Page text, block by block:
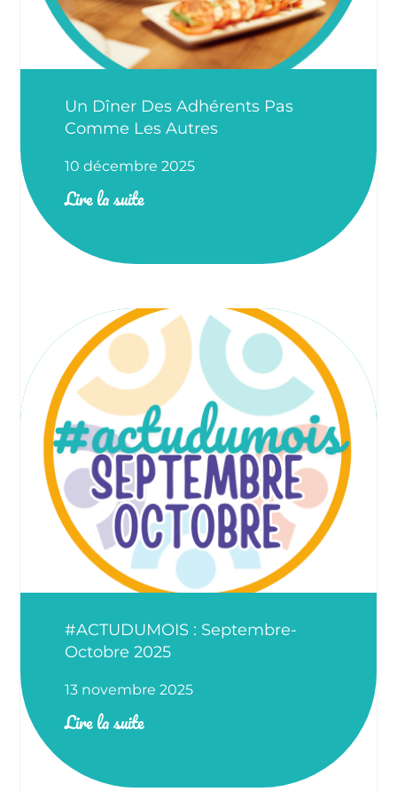
Un Dîner Des Adhérents Pas
Comme Les Autres
10 décembre 2025
Lire la suite
#ACTUDUMOIS : Septembre-
Octobre 2025
13 novembre 2025
Lire la suite